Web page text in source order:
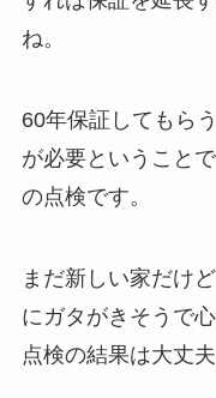
ね。
60年保証してもら
が必要ということ
の点検です。
まだ新しい家だけ
にガタがきそうで
点検の結果は大丈